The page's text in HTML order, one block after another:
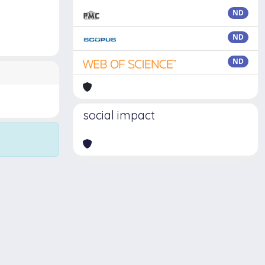
ND
ND
ND
social impact